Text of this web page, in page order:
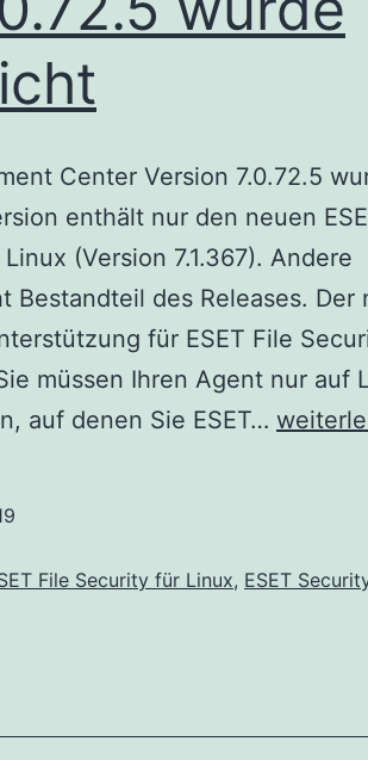
Center Version 7.0.72.5
enthält nur den neuen
(Version 7.1.367). Andere
Bestandteil des Releases. Der
für ESET File
müssen Ihren Agent nur auf
auf denen Sie ESET… Das
Center
File Security für Linux, ESET